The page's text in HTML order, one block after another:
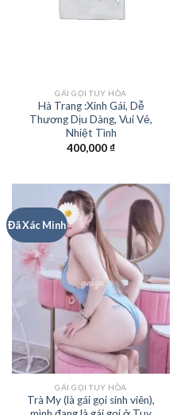
GÁI GỌI TUY HÒA
Hà Trang :Xinh Gái, Dễ
Thương Dịu Dàng, Vui Vẻ,
Nhiệt Tình
400,000₫
Đã Xác Minh
GÁI GỌI TUY HÒA
Trà My (là gái gọi sinh viên),